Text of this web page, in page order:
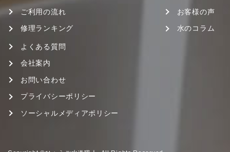
ご利用の流れ
修理ランキング
お客様の声
水のコラム
よくある質問
会社案内
お問い合わせ
プライバシーポリシー
ソーシャルメディアポリシー